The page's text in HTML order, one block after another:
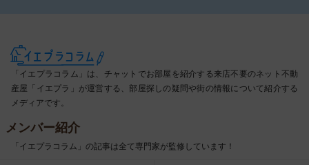
「イエプラコラム」は、チャットでお部屋を紹介する来店不要のネット不動
産屋「イエプラ」が運営する、部屋探しの疑問や街の情報について紹介する
メディアです。
メンバー紹介
「イエプラコラム」の記事は全て専門家が監修しています！